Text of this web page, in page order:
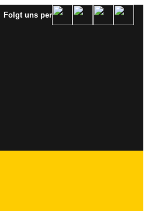
| Folgt uns per